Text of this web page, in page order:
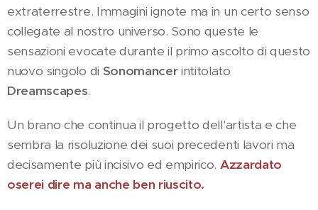
extraterrestre. Immagini ignote ma in un certo senso
collegate al nostro universo. Sono queste le
sensazioni evocate durante il primo ascolto di questo
nuovo singolo di Sonomancerintitolato
Dreamscapes.
Un brano che continua il progetto dell'artista e che
sembra la risoluzione dei suoi precedenti lavori ma
decisamente più incisivo ed empirico. Azzardato
oserei dire ma anche ben riuscito.